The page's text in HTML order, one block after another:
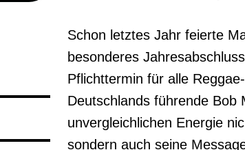
Schon letztes Jahr feierte
besonderes
Pflichttermin für alle
Deutschlands führende Bob
unvergleichlichen Energie
sondern auch seine